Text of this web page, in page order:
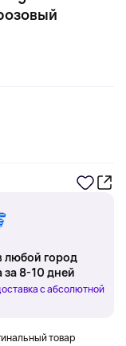
любой город
за 8-10 дней
с абсолютной
товар